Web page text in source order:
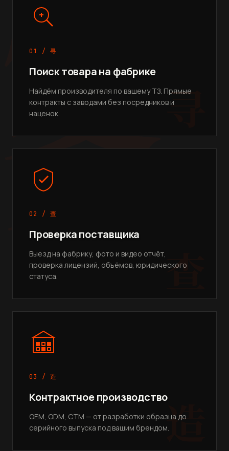
务
01 / 寻
Поиск товара на фабрике
Найдём производителя по вашему ТЗ. Прямые
контракты с заводами без посредников и
наценок.
寻
02 / 查
Проверка поставщика
Выезд на фабрику, фото и видео отчёт,
проверка лицензий, объёмов, юридического
статуса.
查
03 / 造
Контрактное производство
OEM, ODM, CTM — от разработки образца до
серийного выпуска под вашим брендом.造